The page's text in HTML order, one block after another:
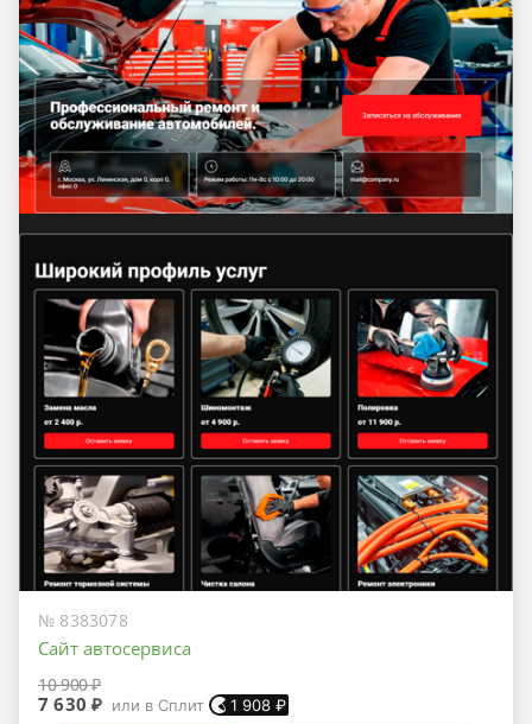
№ 8383078
Сайт автосервиса
10 900 ₽
7 630 ₽ или в Сплит 1 908 ₽